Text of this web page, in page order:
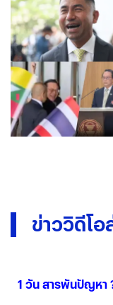
ข่าววิดีโอ
1 วัน สารพันปัญหา